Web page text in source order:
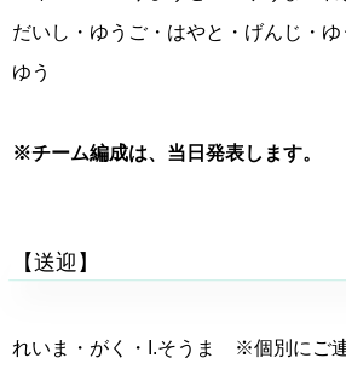
だいし・ゆうご・はやと・げんじ・
ゆう
※チーム編成は、当日発表します。
【送迎】
れいま・がく・I.そうま ※個別にご連